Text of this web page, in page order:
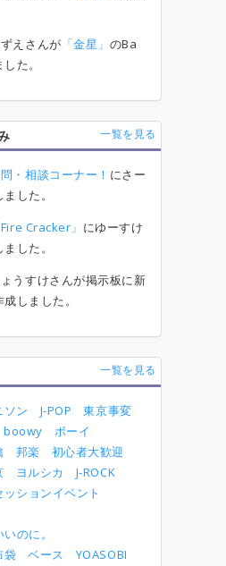
えさんが 「金星」 のBa
た。
一覧を見る
・相談コーナー！ にさー
した。
Fire Cracker」 にゆーすけ
した。
うすけさんが掲示板に新
しました。
一覧を見る
ソン J-POP
東京事変
boowy
ボーイ
邦楽
初心者大歓迎
ヨルシカ
J-ROCK
ッションイベント
のに。
袋 ベース YOASOBI